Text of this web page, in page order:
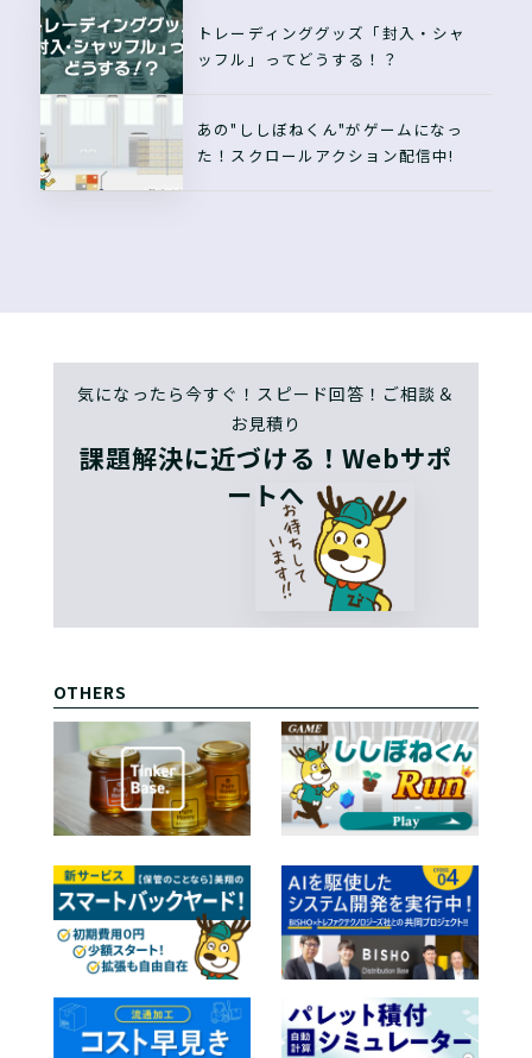
トレーディンググッズ「封入・シャ
ッフル」ってどうする！？
あの"ししぼねくん"がゲームになっ
た！スクロールアクション配信中!
気になったら今すぐ！スピード回答！ご相談＆
お見積り
課題解決に近づける！Webサポ
ートへ
OTHERS